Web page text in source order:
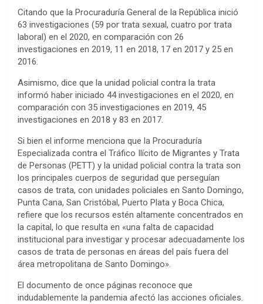
Citando que la Procuraduría General de la República inició
63 investigaciones (59 por trata sexual, cuatro por trata
laboral) en el 2020, en comparación con 26
investigaciones en 2019, 11 en 2018, 17 en 2017 y 25 en
2016.
Asimismo, dice que la unidad policial contra la trata
informó haber iniciado 44 investigaciones en el 2020, en
comparación con 35 investigaciones en 2019, 45
investigaciones en 2018 y 83 en 2017.
Si bien el informe menciona que la Procuraduría
Especializada contra el Tráfico Ilícito de Migrantes y Trata
de Personas (PETT) y la unidad policial contra la trata son
los principales cuerpos de seguridad que perseguían
casos de trata, con unidades policiales en Santo Domingo,
Punta Cana, San Cristóbal, Puerto Plata y Boca Chica,
refiere que los recursos estén altamente concentrados en
la capital, lo que resulta en «una falta de capacidad
institucional para investigar y procesar adecuadamente los
casos de trata de personas en áreas del país fuera del
área metropolitana de Santo Domingo».
El documento de once páginas reconoce que
indudablemente la pandemia afectó las acciones oficiales.